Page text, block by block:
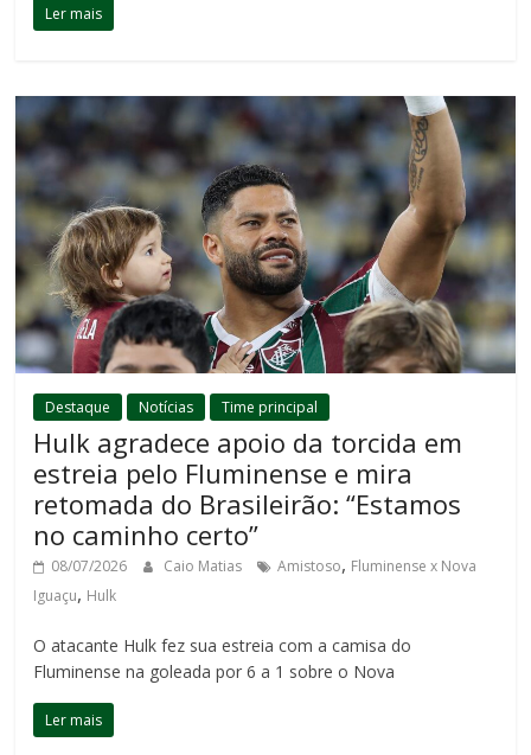
Ler mais
Destaque Notícias Time principal
Hulk agradece apoio da torcida em
estreia pelo Fluminense e mira
retomada do Brasileirão: “Estamos
no caminho certo”
08/07/2026 Caio Matias Amistoso, Fluminense x Nova
Iguaçu, Hulk
O atacante Hulk fez sua estreia com a camisa do
Fluminense na goleada por 6 a 1 sobre o Nova
Ler mais